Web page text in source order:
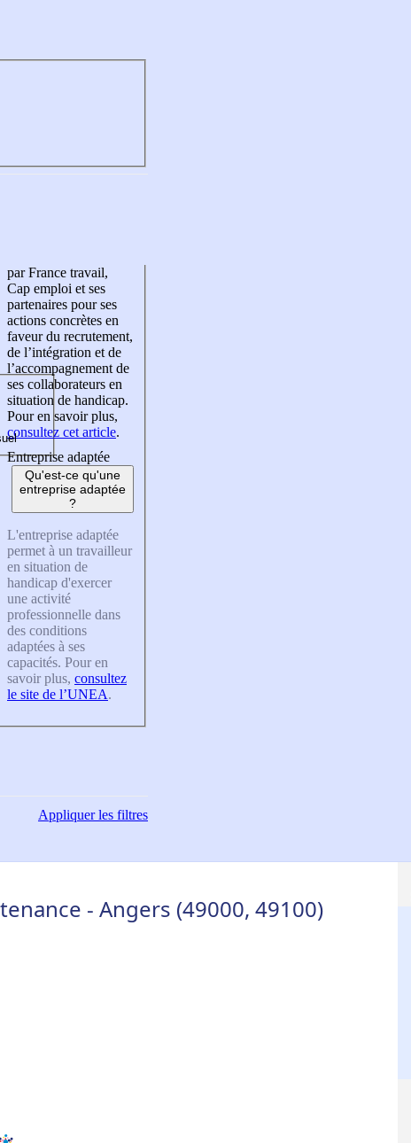
par France travail,
Cap emploi et ses
partenaires pour ses
actions concrètes en
faveur du recrutement,
de l’intégration et de
l’accompagnement de
ses collaborateurs en
situation de handicap.
Pour en savoir plus,
consultez cet article.
Entreprise adaptée
Qu'est-ce qu'une
entreprise adaptée
?
L'entreprise adaptée
permet à un travailleur
en situation de
handicap d'exercer
une activité
professionnelle dans
des conditions
adaptées à ses
capacités. Pour en
savoir plus, consultez
le site de l’UNEA.
Appliquerles filtres
- Angers (49000, 49100)